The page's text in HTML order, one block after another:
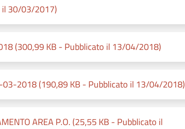
il 30/03/2017)
(300,99 KB - Pubblicato il 13/04/2018)
2018 (190,89 KB - Pubblicato il 13/04/2018)
AREA P.O. (25,55 KB - Pubblicato il